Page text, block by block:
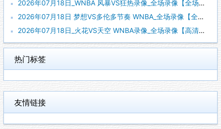
2026年07月18日_WNBA 风暴VS狂热录像_全场录像【全场回放】
2026年07月18日 梦想VS多伦多节奏 WNBA_全场录像【全场回放】
2026年07月18日_火花VS天空 WNBA录像_全场录像【高清回放】
热门标签
友情链接